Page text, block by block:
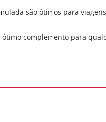
são ótimos para
complemento para